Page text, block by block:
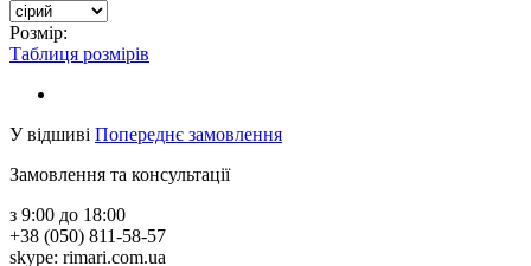
Розмір:
Таблиця розмірів
У відшиві Попереднє замовлення
Замовлення та консультації
з 9:00 до 18:00
+38 (050) 811-58-57
skype: rimari.com.ua